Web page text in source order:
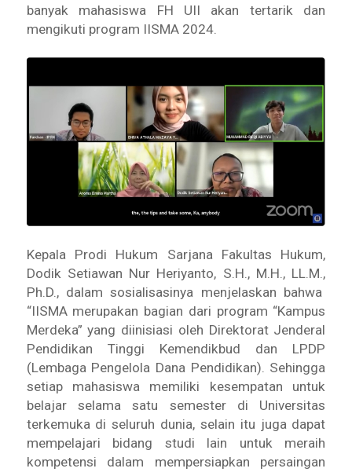
banyak mahasiswa FH UII akan tertarik dan
mengikuti program IISMA 2024.
Kepala Prodi Hukum Sarjana Fakultas Hukum,
Dodik Setiawan Nur Heriyanto, S.H., M.H., LL.M.,
Ph.D., dalam sosialisasinya menjelaskan bahwa
“IISMA merupakan bagian dari program “Kampus
Merdeka” yang diinisiasi oleh Direktorat Jenderal
Pendidikan Tinggi Kemendikbud dan LPDP
(Lembaga Pengelola Dana Pendidikan). Sehingga
setiap mahasiswa memiliki kesempatan untuk
belajar selama satu semester di Universitas
terkemuka di seluruh dunia, selain itu juga dapat
mempelajari bidang studi lain untuk meraih
kompetensi dalam mempersiapkan persaingan